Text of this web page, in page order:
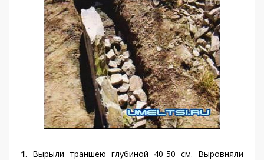
1. Вырыли траншею глубиной 40-50 см. Выровняли